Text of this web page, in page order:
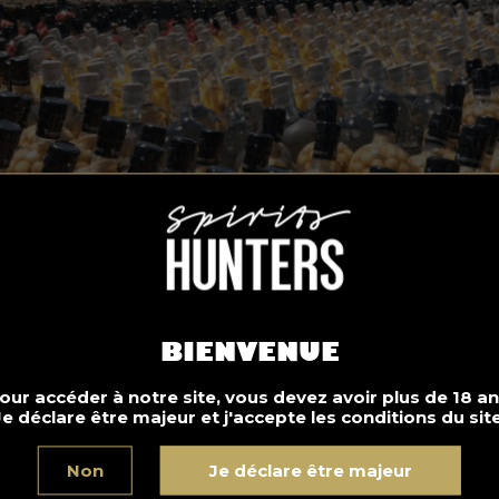
BIENVENUE
accéder à notre site, vous devez avoir plus de 18
déclare être majeur et j'accepte les conditions du
Non Je déclare être majeur